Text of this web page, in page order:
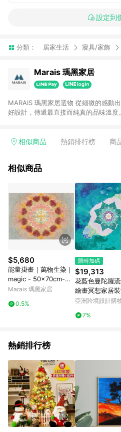
設定到
分類： 居家生活 寢具/家飾
Marais 瑪黑家居
MARAIS 瑪黑家居選物 從細微的感動
好設計，傳遞最直接而純真的品味溫度
APP下單，將不符合贈點資格。 3. 點數將於出貨後60天前後發
相似商品 熱銷排行榜 商
相似商品
$5,680
能量掛畫｜萬物生染｜
magic - 50x70cm-黑
色鋁框
Marais 瑪黑家居
0.5%
限時加碼
$19,313
花藍色曼陀羅
繪畫冥想家居
主義藝術
亞洲跨境設計購
7%
熱銷排行榜